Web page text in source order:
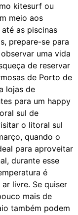
kitesurf ou
meio aos
as piscinas
prepare-se para
uma vida
de reservar
de Porto de
lojas de
para um happy
sul de
o litoral sul
quando o
para aproveitar
durante esse
é
livre. Se quiser
mais de
também podem